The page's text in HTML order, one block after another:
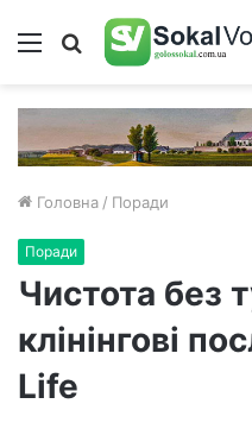
Меню Пошук
Головна / Поради
Поради
Чистота без
клінінгові
Life